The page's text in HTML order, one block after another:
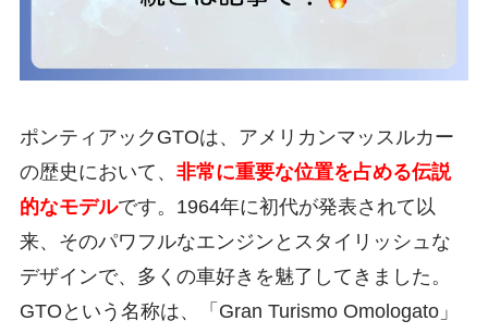
ポンティアックGTOは、アメリカンマッスルカー
の歴史において、 非常に重要な位置を占める伝説
的なモデルです。1964年に初代が発表されて以
来、そのパワフルなエンジンとスタイリッシュな
デザインで、多くの車好きを魅了してきました。
GTOという名称は、「Gran Turismo Omologato」